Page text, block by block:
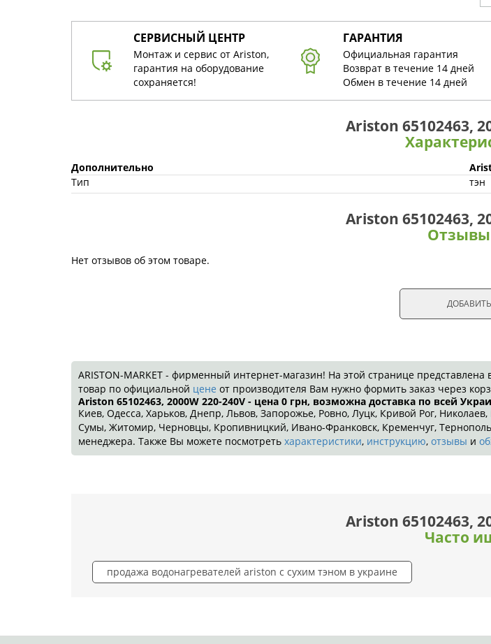
СЕРВИСНЫЙ ЦЕНТР
Монтаж и сервис от Ariston,
гарантия на оборудование
сохраняется!
ГАРАНТИЯ
Официальная гарантия
Возврат в течение 14 дней
Обмен в течение 14 дней
Ariston 65102463,
Дополнительно
Тип
тэн
Ariston 65102463,
Отзывы
Нет отзывов об этом товаре.
ДОБАВИТЬ
ARISTON-MARKET - фирменный интернет-магазин! На этой странице
товар по официальной цене от производителя Вам нужно формить заказ через
Ariston 65102463, 2000W 220-240V - цена 0 грн, возможна доставка по всей
Киев, Одесса, Харьков, Днепр, Львов, Запорожье, Ровно, Луцк, Кривой Рог,
Сумы, Житомир, Черновцы, Кропивницкий, Ивано-Франковск, Кременчуг,
менеджера. Также Вы можете посмотреть характеристики, инструкцию, отзывы и
Ariston 65102463,
Часто
продажа водонагревателей ariston с сухим тэном в украине